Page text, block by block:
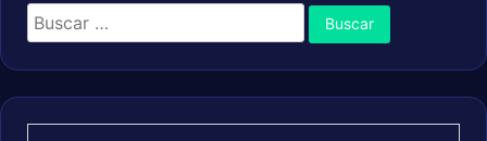
Buscar: